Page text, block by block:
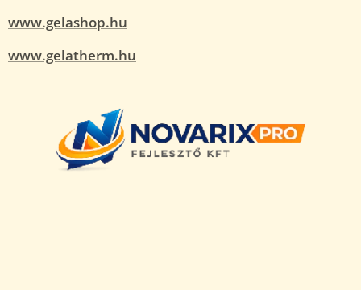
www.gelashop.hu
www.gelatherm.hu